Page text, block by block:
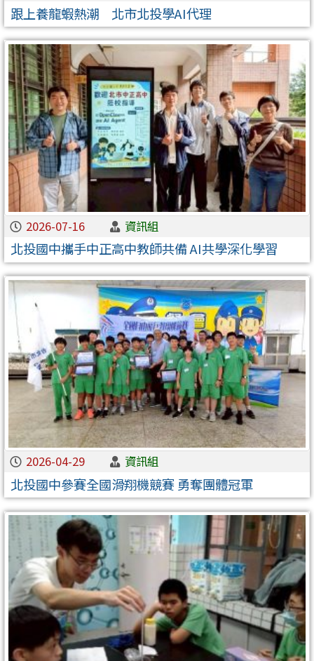
跟上養龍蝦熱潮 北市北投學AI代理
2026-07-16 資訊組
北投國中攜手中正高中教師共備 AI共學深化學習
2026-04-29 資訊組
北投國中參賽全國滑翔機競賽 勇奪團體冠軍